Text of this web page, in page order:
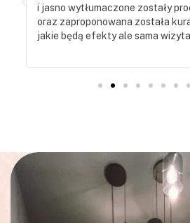
i jasno wytłumaczone zostały
oraz zaproponowana została
jakie będą efekty ale sama